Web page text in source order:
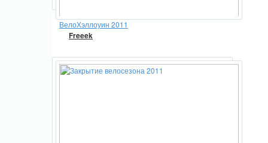
ВелоХэллоуин 2011
Freeek